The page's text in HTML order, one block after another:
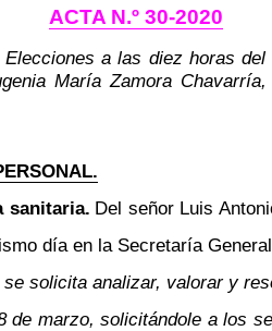
ACTA N.º 30-2020
a las diez horas
María Zamora
sanitaria. Del señor Luis
día en la Secretaría
solicita analizar, valorar y
marzo, solicitándole a los